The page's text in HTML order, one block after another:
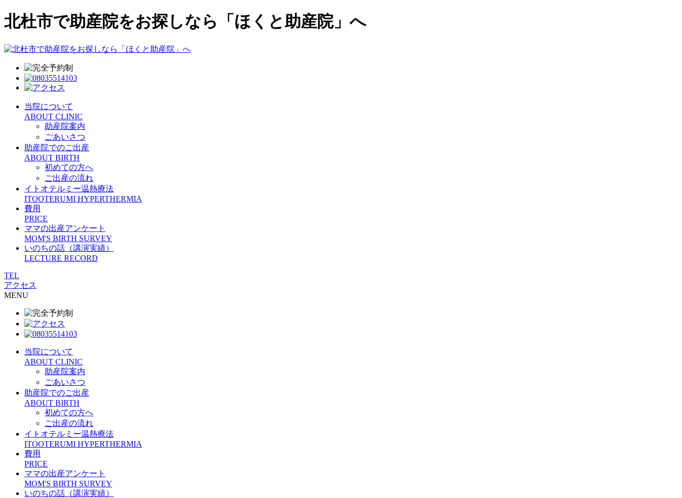
北杜市で助産院をお探しなら「ほくと助産院」へ
当院について
ABOUT CLINIC
助産院案内
ごあいさつ
助産院でのご出産
ABOUT BIRTH
初めての方へ
ご出産の流れ
イトオテルミー温熱療法
ITOOTERUMI HYPERTHERMIA
費用
PRICE
ママの出産アンケート
MOM'S BIRTH SURVEY
いのちの話（講演実績）
LECTURE RECORD
TEL
アクセス
MENU
当院について
ABOUT CLINIC
助産院案内
ごあいさつ
助産院でのご出産
ABOUT BIRTH
初めての方へ
ご出産の流れ
イトオテルミー温熱療法
ITOOTERUMI HYPERTHERMIA
費用
PRICE
ママの出産アンケート
MOM'S BIRTH SURVEY
いのちの話（講演実績）